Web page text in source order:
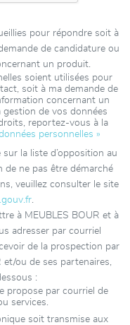
pour répondre soit à
de candidature ou
un produit.
soient utilisées pour
soit à ma demande de
concernant un
de vos données
reportez-vous à la
personnelles »
la liste d’opposition au
de ne pas être démarché
veuillez consulter le site
.
à MEUBLES BOUR et à
adresser par courriel
de la prospection par
et/ou de ses partenaires,
:
propose par courriel de
services.
soit transmise aux